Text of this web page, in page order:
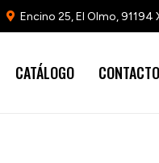
Encino 25, El Olmo, 91194
CATÁLOGO CONTACTO